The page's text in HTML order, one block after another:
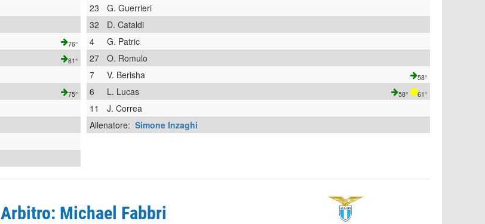
76°
81°
75°
23
G. Guerrieri
32
D. Cataldi
4
G. Patric
27
O. Romulo
7
V. Berisha 58°
6 L. Lucas 58° 61°
11
J. Correa
Allenatore: Simone Inzaghi
Arbitro: Michael Fabbri